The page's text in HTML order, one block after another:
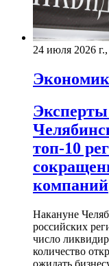
24 июля 2026
топ-10
компаний
Накануне
российских
число
количество